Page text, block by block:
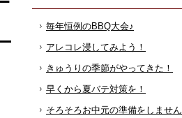
毎年恒例のBBQ大会♪
アレコレ浸してみよう！
きゅうりの季節がやってきた！
早くから夏バテ対策を！
そろそろお中元の準備をしません